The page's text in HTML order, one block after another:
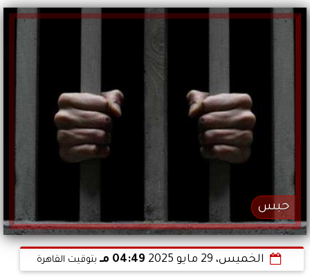
حبس
الخميس، 29 مايو 2025 04:49 مـ بتوقيت القاهرة